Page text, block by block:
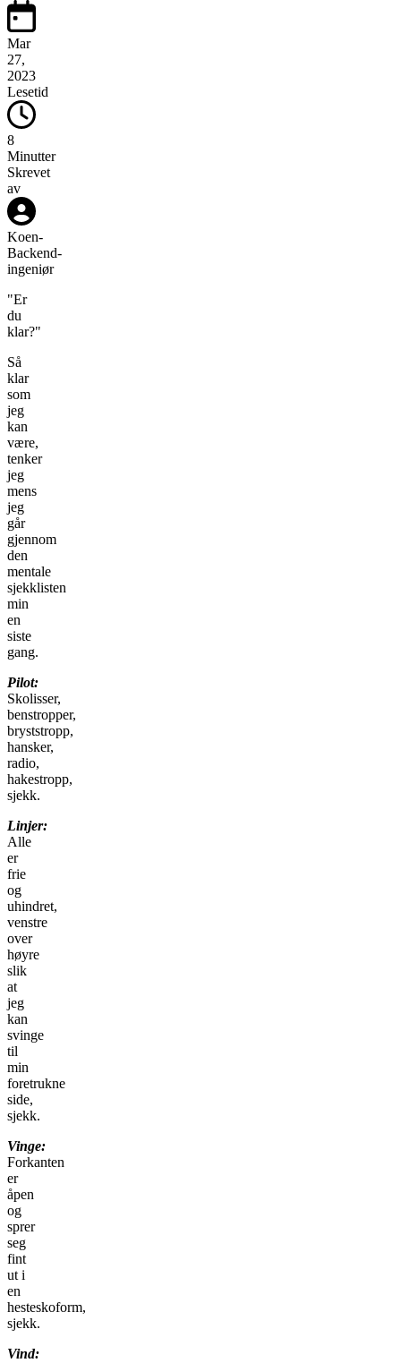
Mar
27,
2023
Lesetid
8
Minutter
Skrevet
av
Koen-
Backend-
ingeniør
"Er
du
klar?"
Så
klar
som
jeg
kan
være,
tenker
jeg
mens
jeg
går
gjennom
den
mentale
sjekklisten
min
en
siste
gang.
Pilot:
Skolisser,
benstropper,
bryststropp,
hansker,
radio,
hakestropp,
sjekk.
Linjer:
Alle
er
frie
og
uhindret,
venstre
over
høyre
slik
at
jeg
kan
svinge
til
min
foretrukne
side,
sjekk.
Vinge:
Forkanten
er
åpen
og
sprer
seg
fint
ut i
en
hesteskoform,
sjekk.
Vind: